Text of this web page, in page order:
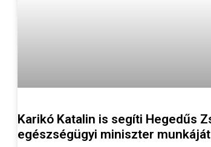
Karikó Katalin is segíti Hegedűs
egészségügyi miniszter munkáját